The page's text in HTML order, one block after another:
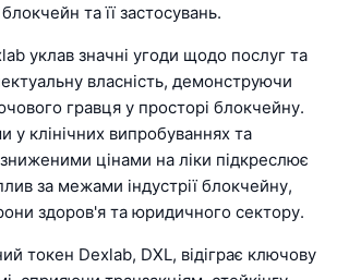
та її застосувань.
уклав значні угоди щодо послуг та
власність, демонструючи
гравця у просторі блокчейну.
у клінічних випробуваннях та
цінами на ліки підкреслює
за межами індустрії блокчейну,
здоров'я та юридичного сектору.
токен Dexlab, DXL, відіграє ключову